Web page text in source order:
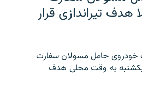
هدف تیراندازی قرار
خودروی حامل مسولان سفارت
یکشنبه به وقت محلی هدف